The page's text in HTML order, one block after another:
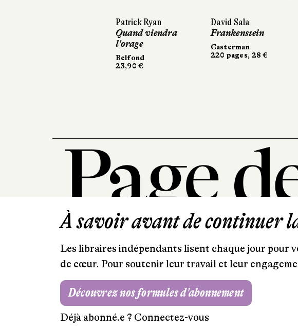
Patrick Ryan
Quand viendra
l'orage
Belfond
23,90 €
David Sala
Frankenstein
Casterman
220 pages, 28 €
David Sala
Frankenstein
Casterman
220 pages, 28 €
Mentions légales RGPD
À savoir avant de continuer
Les libraires indépendants lisent chaque jour pour
de cœur. Pour soutenir leur travail et leur
Découvrez nos formules d'abonnement
Déjà abonné.e ? Connectez-vous